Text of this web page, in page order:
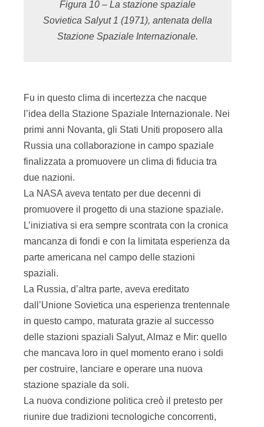
Figura 10 – La stazione spaziale
Sovietica Salyut 1 (1971), antenata della
Stazione Spaziale Internazionale.
Fu in questo clima di incertezza che nacque
l’idea della Stazione Spaziale Internazionale. Nei
primi anni Novanta, gli Stati Uniti proposero alla
Russia una collaborazione in campo spaziale
finalizzata a promuovere un clima di fiducia tra
due nazioni.
La NASA aveva tentato per due decenni di
promuovere il progetto di una stazione spaziale.
L’iniziativa si era sempre scontrata con la cronica
mancanza di fondi e con la limitata esperienza da
parte americana nel campo delle stazioni
spaziali.
La Russia, d’altra parte, aveva ereditato
dall’Unione Sovietica una esperienza trentennale
in questo campo, maturata grazie al successo
delle stazioni spaziali Salyut, Almaz e Mir: quello
che mancava loro in quel momento erano i soldi
per costruire, lanciare e operare una nuova
stazione spaziale da soli.
La nuova condizione politica creò il pretesto per
riunire due tradizioni tecnologiche concorrenti,